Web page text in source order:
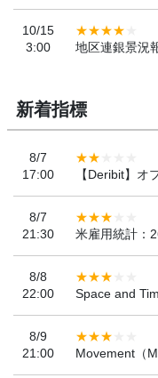
10/15
3:00
地区連銀景況
新着指標
8/7
17:00
【Deribit】オ
8/7
21:30
米雇用統計：
8/8
22:00
Space and
8/9
21:00
Movement（